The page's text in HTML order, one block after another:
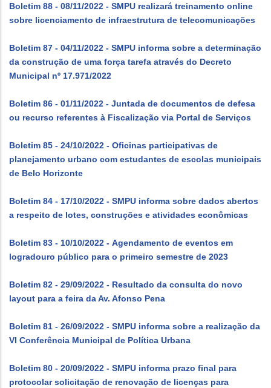
Boletim 88 - 08/11/2022 - SMPU realizará treinamento online
sobre licenciamento de infraestrutura de telecomunicações
Boletim 87 - 04/11/2022 - SMPU informa sobre a determinação
da construção de uma força tarefa através do Decreto
Municipal nº 17.971/2022
Boletim 86 - 01/11/2022 - Juntada de documentos de defesa
ou recurso referentes à Fiscalização via Portal de Serviços
Boletim 85 - 24/10/2022 - Oficinas participativas de
planejamento urbano com estudantes de escolas municipais
de Belo Horizonte
Boletim 84 - 17/10/2022 - SMPU informa sobre dados abertos
a respeito de lotes, construções e atividades econômicas
Boletim 83 - 10/10/2022 - Agendamento de eventos em
logradouro público para o primeiro semestre de 2023
Boletim 82 - 29/09/2022 - Resultado da consulta do novo
layout para a feira da Av. Afonso Pena
Boletim 81 - 26/09/2022 - SMPU informa sobre a realização da
VI Conferência Municipal de Política Urbana
Boletim 80 - 20/09/2022 - SMPU informa prazo final para
protocolar solicitação de renovação de licenças para